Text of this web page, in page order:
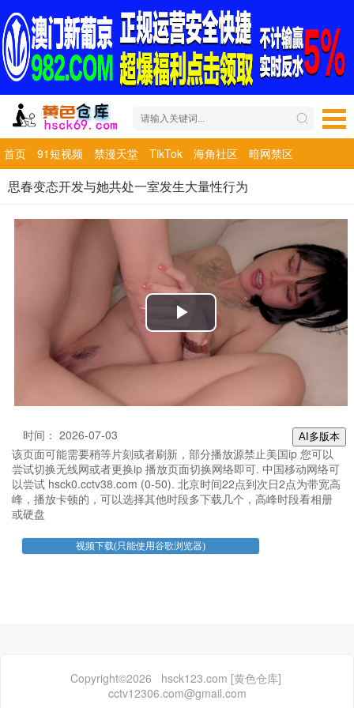
首页 91短视频 禁漫天堂 TikTok 海角社区 暗网禁区
思春变态开发与她共处一室发生大量性行为
AI多版本
时间： 2026-07-03
该页面可能需要稍等片刻或者刷新，部分播放源禁止美国ip 您可以
尝试切换无线网或者更换ip 播放页面切换网络即可. 中国移动网络可
以尝试 hsck0.cctv38.com (0-50). 北京时间22点到次日2点为带宽高
峰，播放卡顿的，可以选择其他时段多下载几个，高峰时段看相册
或硬盘
Copyright©2026 hsck123.com [黄色仓库]
cctv12306.com@gmail.com